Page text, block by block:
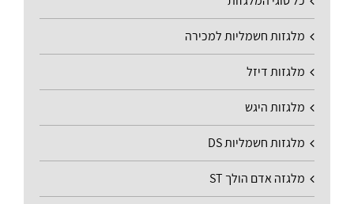
מלגזות חשמליות למכירה
מלגזות דיזל
מלגזות היגש
מלגזות חשמליות DS
מלגזה אדם הולך ST